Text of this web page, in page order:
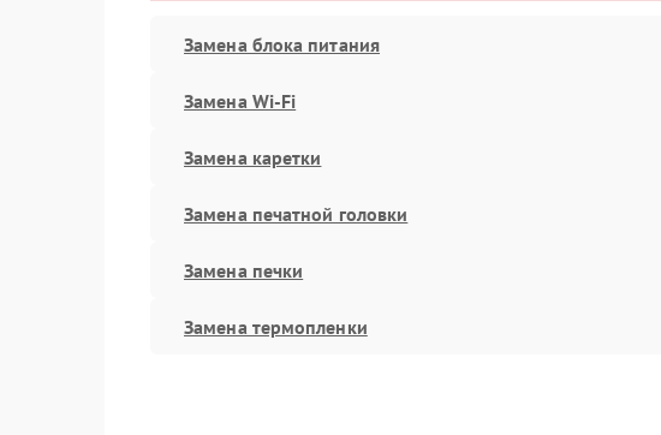
Замена блока питания
Замена Wi-Fi
Замена каретки
Замена печатной головки
Замена печки
Замена термопленки